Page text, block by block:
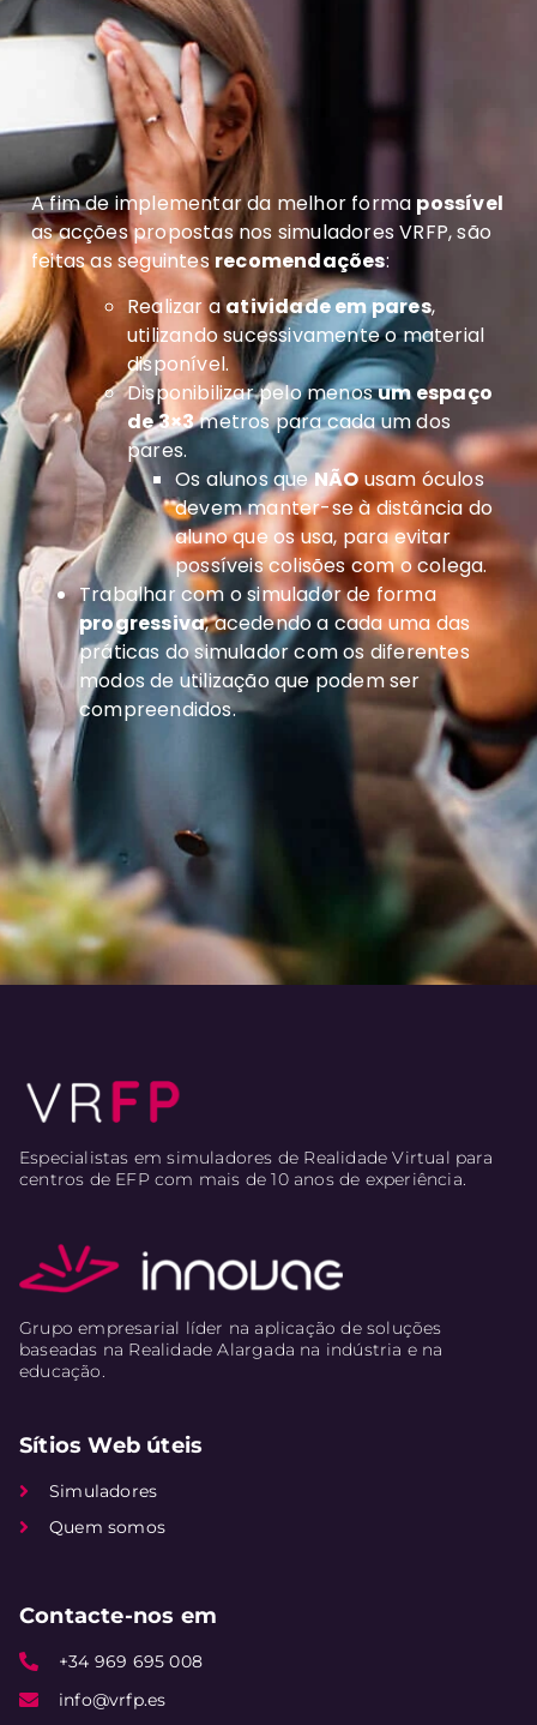
A fim de implementar da melhor forma possível
as acções propostas nos simuladores VRFP, são
feitas as seguintes recomendações:
Realizar aatividade em pares,
utilizando sucessivamente o material
disponível.
Disponibilizar pelo menosum espaço
de 3×3metros para cada um dos
pares.
Os alunos queNÃOusam óculos
devem manter-se à distância do
aluno que os usa, para evitar
possíveis colisões com o colega.
Trabalhar com o simulador de forma
progressiva, acedendo a cada uma das
práticas do simulador com os diferentes
modos de utilização que podem ser
compreendidos.
Especialistas em simuladores de Realidade Virtual para
centros de EFP com mais de 10 anos de experiência.
Grupo empresarial líder na aplicação de soluções
baseadas na Realidade Alargada na indústria e na
educação.
Sítios Web úteis
Simuladores
Quem somos
Contacte-nos em
+34 969 695 008
info@vrfp.es